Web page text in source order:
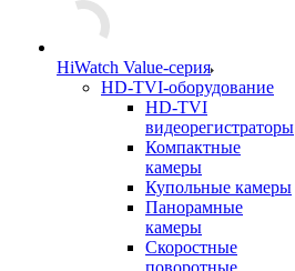
HiWatch Value-серия
HD-TVI-оборудование
HD-TVI
видеорегистраторы
Компактные
камеры
Купольные камеры
Панорамные
камеры
Скоростные
поворотные